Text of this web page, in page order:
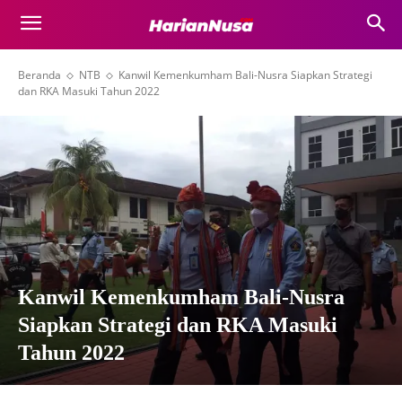
Beranda NTB
Kanwil Kemenkumham Bali-Nusra Siapkan Strategi
dan RKA Masuki Tahun 2022
Kanwil Kemenkumham Bali-Nusra
Siapkan Strategi dan RKA Masuki
Tahun 2022